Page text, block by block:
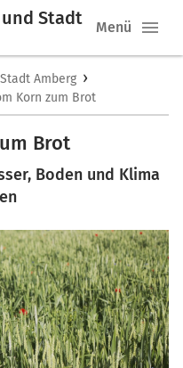
Stadt
Menü
Amberg ›
Korn zum Brot
Brot
Boden und Klima